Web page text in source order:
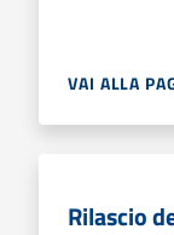
VAI ALLA
Rilascio